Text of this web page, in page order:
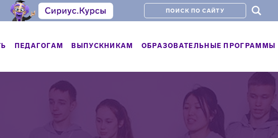
#
ПЕДАГОГАМ ВЫПУСКНИКАМ ОБРАЗОВАТЕЛЬНЫЕ ПРОГРАММЫ